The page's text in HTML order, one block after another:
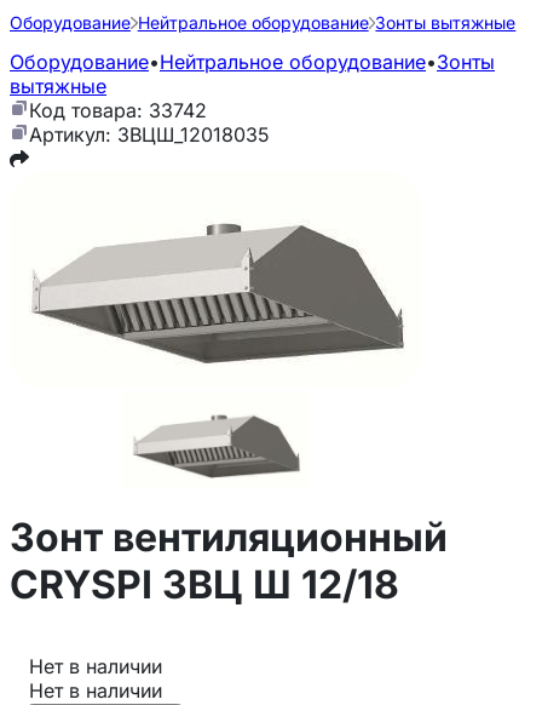
Оборудование Нейтральное оборудование Зонты вытяжные
Оборудование•Нейтральное оборудование•Зонты
вытяжные
Код товара: 33742
Артикул: ЗВЦШ_12018035
Зонт вентиляционный
CRYSPI ЗВЦ Ш 12/18
Нет в наличии
Нет в наличии